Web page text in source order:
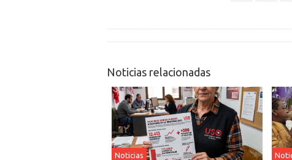
Noticias relacionadas
Noticias